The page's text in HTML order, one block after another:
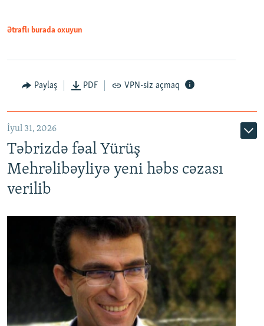
Ətraflı burada oxuyun
Paylaş PDF VPN-siz açmaq
İyul 31, 2026
Təbrizdə fəal Yürüş
Mehrəlibəyliyə yeni həbs cəzası
verilib